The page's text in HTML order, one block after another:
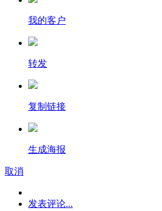
我的客户
转发
复制链接
生成海报
取消
发表评论...